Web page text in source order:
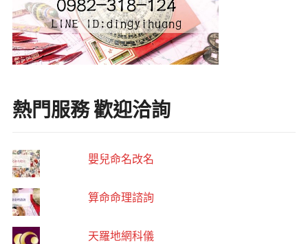
熱門服務 歡迎洽詢
嬰兒命名改名
算命命理諮詢
天羅地網科儀